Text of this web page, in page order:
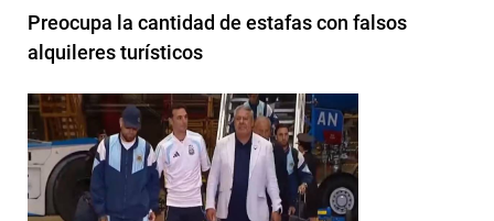
Preocupa la cantidad de estafas con falsos
alquileres turísticos